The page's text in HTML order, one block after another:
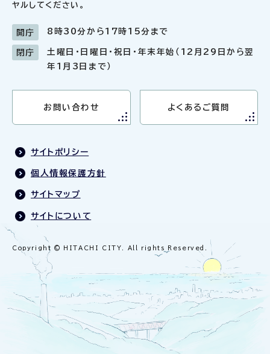
ヤルしてください。
開庁 8時30分から17時15分まで
閉庁
土曜日・日曜日・祝日・年末年始（12月29日から翌
年1月3日まで）
お問い合わせ よくあるご質問
サイトポリシー
個人情報保護方針
サイトマップ
サイトについて
Copyright © HITACHI CITY. All rights Reserved.